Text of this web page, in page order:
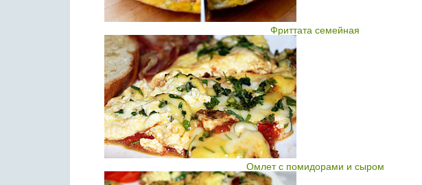
Фриттата семейная
Омлет с помидорами и сыром